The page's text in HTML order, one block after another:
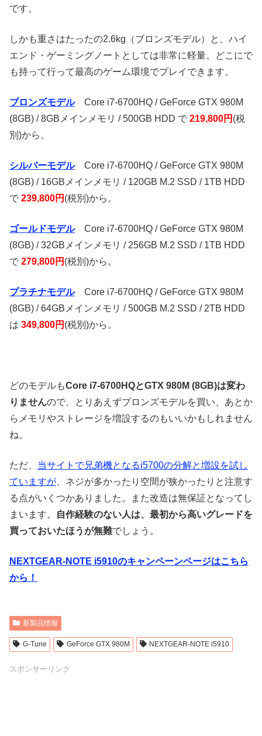
です。
しかも重さはたったの2.6kg（ブロンズモデル）と、ハイ
エンド・ゲーミングノートとしては非常に軽量。どこにで
も持って行って最高のゲーム環境でプレイできます。
ブロンズモデルCore i7-6700HQ / GeForce GTX 980M
(8GB) / 8GBメインメモリ / 500GB HDD で 219,800円 (税
別)から。
シルバーモデルCore i7-6700HQ / GeForce GTX 980M
(8GB) / 16GBメインメモリ / 120GB M.2 SSD / 1TB HDD
で 239,800円 (税別)から。
ゴールドモデルCore i7-6700HQ / GeForce GTX 980M
(8GB) / 32GBメインメモリ / 256GB M.2 SSD / 1TB HDD
で 279,800円 (税別)から。
プラチナモデルCore i7-6700HQ / GeForce GTX 980M
(8GB) / 64GBメインメモリ / 500GB M.2 SSD / 2TB HDD
は 349,800円 (税別)から。
どのモデルもCore i7-6700HQとGTX 980M (8GB)は変わ
りませんので、とりあえずブロンズモデルを買い、あとか
らメモリやストレージを増設するのもいいかもしれません
ね。
ただ、 当サイトで兄弟機となるi5700の分解と増設を試し
ていますが 、ネジが多かったり空間が狭かったりと注意す
る点がいくつかありました。また改造は無保証となってし
まいます。
自作経験のない人は、最初から高いグレードを
買っておいたほうが無難でしょう。
NEXTGEAR-NOTE i5910のキャンペーンページはこちら
から！
新製品情報
G-Tune GeForce GTX 980M NEXTGEAR-NOTE i5910
スポンサーリンク